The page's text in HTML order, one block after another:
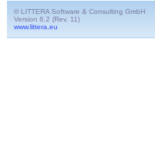
© LITTERA Software & Consulting GmbH
Version 6.2 (Rev. 11)
www.littera.eu